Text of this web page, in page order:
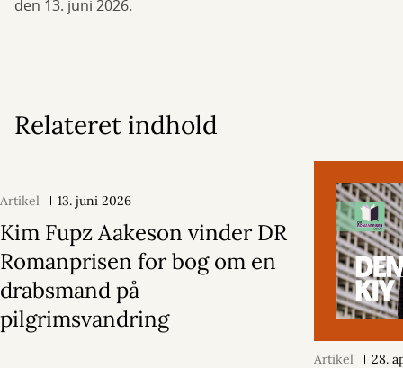
den 13. juni 2026.
Relateret indhold
Artikel 13. juni 2026
Kim Fupz Aakeson vinder DR
Romanprisen for bog om en
drabsmand på
pilgrimsvandring
Artikel 28.